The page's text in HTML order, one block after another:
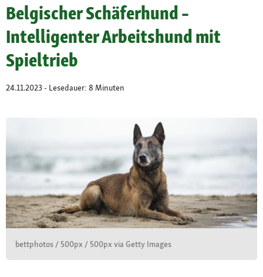
Belgischer Schäferhund –
Intelligenter Arbeitshund mit
Spieltrieb
24.11.2023 - Lesedauer: 8 Minuten
bettphotos / 500px / 500px via Getty Images